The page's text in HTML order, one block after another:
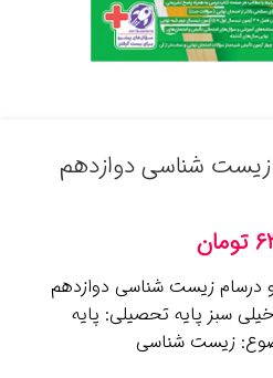
شناسی دوازدهم
تومان
زیست شناسی دوازدهم
خیلی سبز پایه تحصیلی: پایه
زیست شناسی